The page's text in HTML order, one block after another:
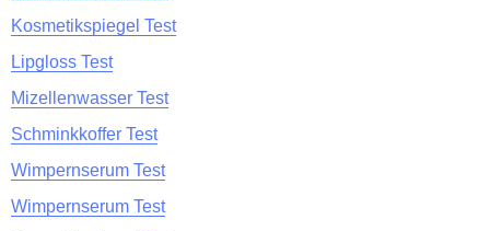
Kosmetikspiegel Test
Lipgloss Test
Mizellenwasser Test
Schminkkoffer Test
Wimpernserum Test
Wimpernserum Test